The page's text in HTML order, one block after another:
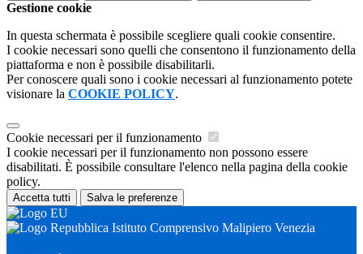
Gestione cookie
In questa schermata è possibile scegliere quali cookie consentire.
I cookie necessari sono quelli che consentono il funzionamento della
piattaforma e non è possibile disabilitarli.
Per conoscere quali sono i cookie necessari al funzionamento potete
visionare la COOKIE POLICY.
Cookie necessari per il funzionamento
I cookie necessari per il funzionamento non possono essere
disabilitati. È possibile consultare l'elenco nella pagina della cookie
policy.
Accetta tutti Salva le preferenze
Istituto Comprensivo Malipiero Venezia